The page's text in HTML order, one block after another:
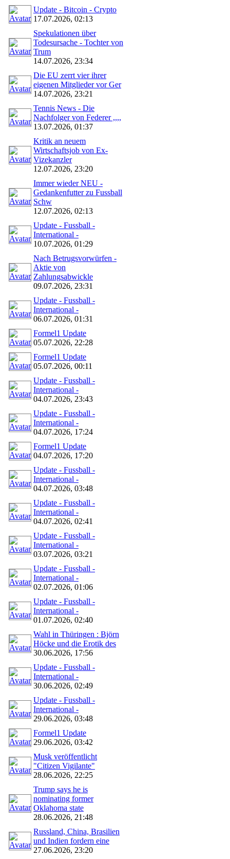
Update - Bitcoin - Crypto
17.07.2026, 02:13
Spekulationen über
Todesursache - Tochter von
Trum
14.07.2026, 23:34
Die EU zerrt vier ihrer
eigenen Mitglieder vor Ger
14.07.2026, 23:21
Tennis News - Die
Nachfolger von Federer ,,,,
13.07.2026, 01:37
Kritik an neuem
Wirtschaftsjob von Ex-
Vizekanzler
12.07.2026, 23:20
Immer wieder NEU -
Gedankenfutter zu Fussball
Schw
12.07.2026, 02:13
Update - Fussball -
International -
10.07.2026, 01:29
Nach Betrugsvorwürfen -
Aktie von
Zahlungsabwickle
09.07.2026, 23:31
Update - Fussball -
International -
06.07.2026, 01:31
Formel1 Update
05.07.2026, 22:28
Formel1 Update
05.07.2026, 00:11
Update - Fussball -
International -
04.07.2026, 23:43
Update - Fussball -
International -
04.07.2026, 17:24
Formel1 Update
04.07.2026, 17:20
Update - Fussball -
International -
04.07.2026, 03:48
Update - Fussball -
International -
04.07.2026, 02:41
Update - Fussball -
International -
03.07.2026, 03:21
Update - Fussball -
International -
02.07.2026, 01:06
Update - Fussball -
International -
01.07.2026, 02:40
Wahl in Thüringen : Björn
Höcke und die Erotik des
30.06.2026, 17:56
Update - Fussball -
International -
30.06.2026, 02:49
Update - Fussball -
International -
29.06.2026, 03:48
Formel1 Update
29.06.2026, 03:42
Musk veröffentlicht
"Citizen Vigilante"
28.06.2026, 22:25
Trump says he is
nominating former
Oklahoma state
28.06.2026, 21:48
Russland, China, Brasilien
und Indien fordern eine
27.06.2026, 23:20